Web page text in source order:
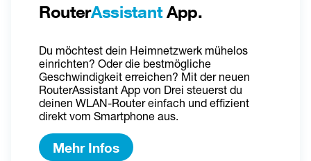
RouterAssistant App.
Du möchtest dein Heimnetzwerk mühelos
einrichten? Oder die bestmögliche
Geschwindigkeit erreichen? Mit der neuen
RouterAssistant App von Drei steuerst du
deinen WLAN-Router einfach und effizient
direkt vom Smartphone aus.
Mehr Infos